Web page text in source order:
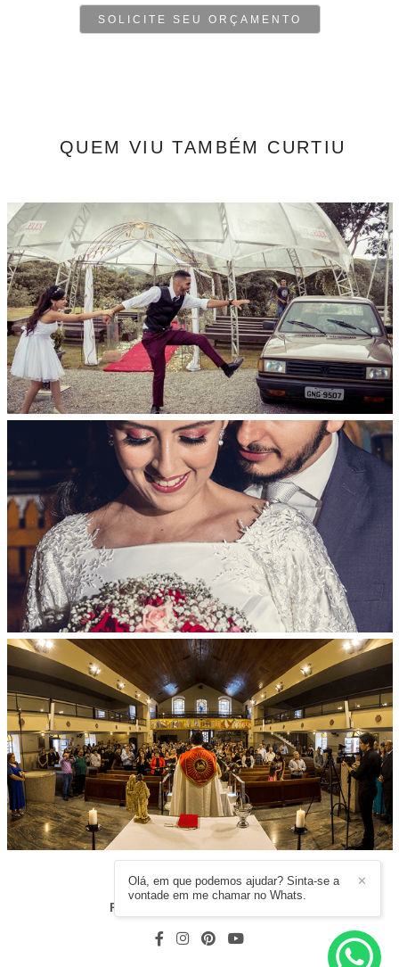
SOLICITE SEU ORÇAMENTO
QUEM VIU TAMBÉM CURTIU
RODRIGO MOURA
✕
Olá, em que podemos ajudar? Sinta-se a
vontade em me chamar no Whats.